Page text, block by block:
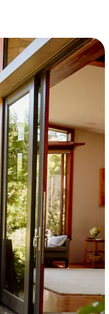
óf door te tikken of swipen.